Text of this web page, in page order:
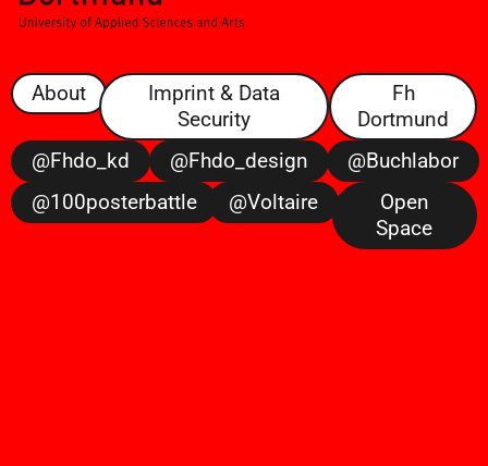
About
Imprint & Data
Security
Fh
Dortmund
@fhdo_kd
@fhdo_design
@buchlabor
@100posterbattle
@voltaire
Open
Space